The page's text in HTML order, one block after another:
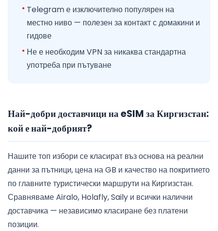
Telegram е изключително популярен на
местно ниво — полезен за контакт с домакини и
гидове
Не е необходим VPN за никаква стандартна
употреба при пътуване
Най-добри доставчици на eSIM за Киргизстан:
кой е най-добрият?
Нашите топ избори се класират въз основа на реални
данни за пътници, цена на GB и качество на покритието
по главните туристически маршрути на Киргизстан.
Сравняваме Airalo, Holafly, Saily и всички налични
доставчика — независимо класиране без платени
позиции.